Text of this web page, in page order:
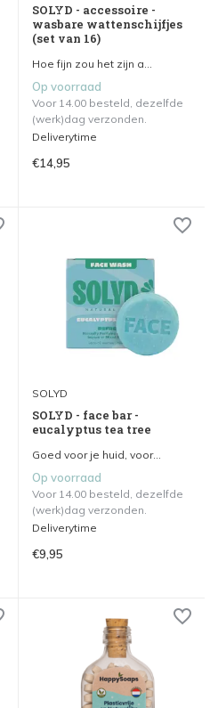
SOLYD - accessoire -
wasbare wattenschijfjes
(set van 16)
Hoe fijn zou het zijn a...
Op voorraad
Voor 14.00 besteld, dezelfde
(werk)dag verzonden.
Deliverytime
€14,95
SOLYD
SOLYD - face bar -
eucalyptus tea tree
Goed voor je huid, voor...
Op voorraad
Voor 14.00 besteld, dezelfde
(werk)dag verzonden.
Deliverytime
€9,95